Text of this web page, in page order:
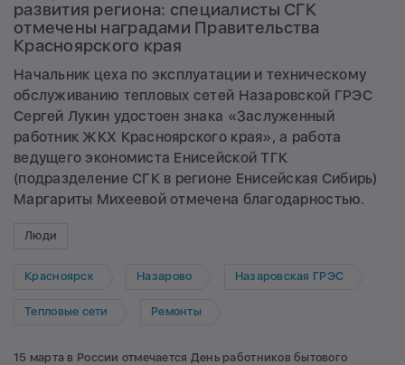
развития региона: специалисты СГК
отмечены наградами Правительства
Красноярского края
Начальник цеха по эксплуатации и техническому
обслуживанию тепловых сетей Назаровской ГРЭС
Сергей Лукин удостоен знака «Заслуженный
работник ЖКХ Красноярского края», а работа
ведущего экономиста Енисейской ТГК
(подразделение СГК в регионе Енисейская Сибирь)
Маргариты Михеевой отмечена благодарностью.
Люди
Красноярск Назарово Назаровская ГРЭС
Тепловые сети Ремонты
15 марта в России отмечается День работников бытового